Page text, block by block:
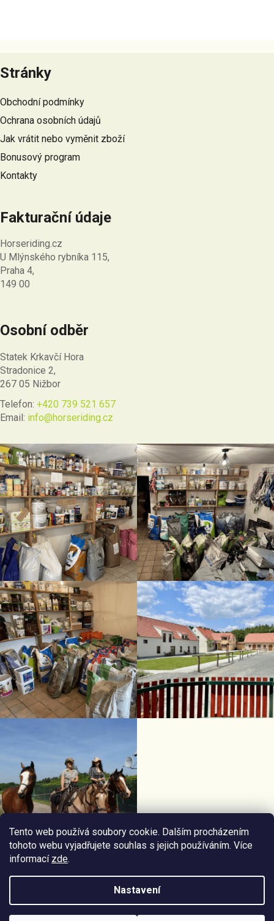
Tento web používá soubory cookie. Dalším procházením
tohoto webu vyjadřujete souhlas s jejich používáním. Více
informací zde.
Nastavení
á
p
a
t
í
Stránky
Obchodní podmínky
Ochrana osobních údajů
Jak vrátit nebo vyměnit zboží
Bonusový program
Kontakty
Fakturační údaje
Horseriding.cz
U Mlýnského rybníka 115,
Praha 4,
149 00
Osobní odběr
Statek Krkavčí Hora
Stradonice 2,
267 05 Nižbor
Telefon: +420 739 521 657
Email: info@horseriding.cz